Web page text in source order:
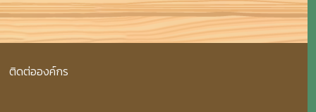
ติดต่อองค์กร